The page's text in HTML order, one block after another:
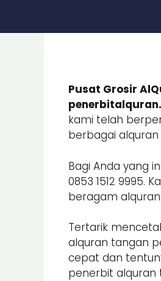
Pusat Grosir
kami telah
berbagai
Bagi Anda yang
0853 1512
beragam
Tertarik
alquran tangan
cepat dan
penerbit alquran